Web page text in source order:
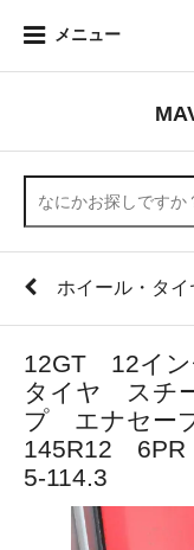
メニュー
ホイール・タイ
12GT 12イン
タイヤ スチ
プ エナセー
145R12
5-114.3